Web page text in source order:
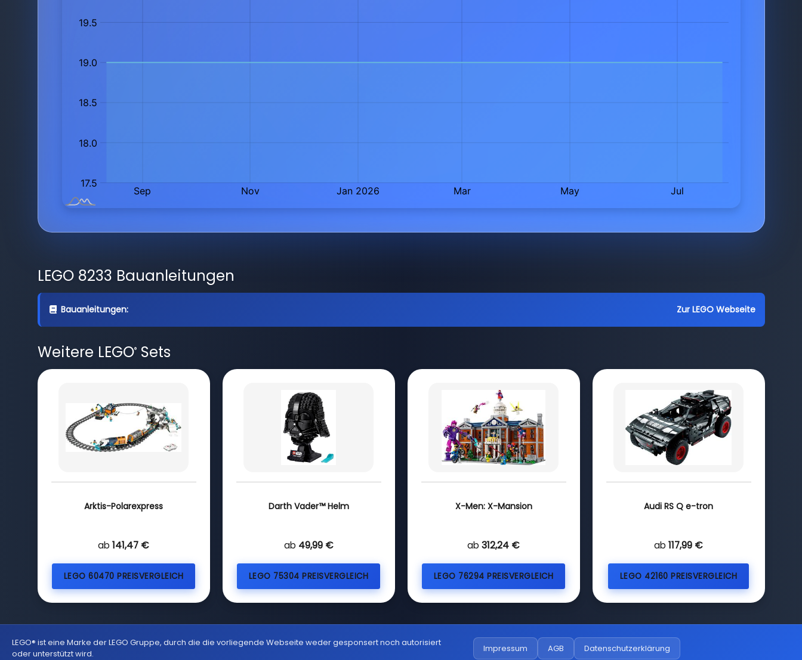
LEGO 8233 Bauanleitungen
Bauanleitungen: Zur LEGO Webseite
Weitere LEGO®Sets
Arktis-Polarexpress
ab 141,47 €
LEGO 60470 PREISVERGLEICH
Darth Vader™ Helm
ab 49,99 €
LEGO 75304 PREISVERGLEICH
X-Men: X-Mansion
ab 312,24 €
LEGO 76294 PREISVERGLEICH
Audi RS Q e-tron
ab 117,99 €
LEGO 42160 PREISVERGLEICH
LEGO® ist eine Marke der LEGO Gruppe, durch die die vorliegende Webseite weder gesponsert noch autorisiert
oder unterstützt wird.
Impressum AGB Datenschutzerklärung